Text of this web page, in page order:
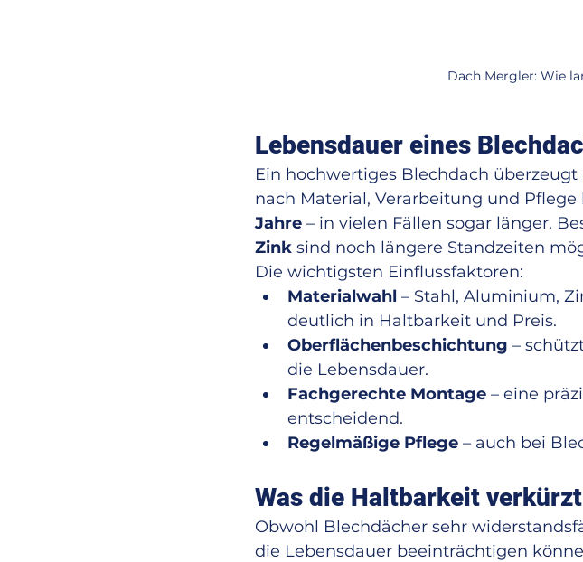
Dach Mergler: Wie
Lebensdauer eines
Ein hochwertiges Blechdach
nach Material, Verarbeitung und
Jahre – in vielen Fällen sogar länger.
Zink sind noch längere Standzeiten
Die wichtigsten Einflussfaktoren:
Materialwahl – Stahl, Aluminium,
deutlich in Haltbarkeit und Preis.
Oberflächenbeschichtung –
die Lebensdauer.
Fachgerechte Montage – eine
entscheidend.
Regelmäßige Pflege – auch bei
Was die Haltbarkeit verkürzt
Obwohl Blechdächer sehr
die Lebensdauer beeinträchtigen